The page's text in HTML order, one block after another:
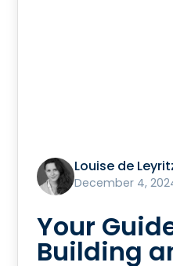
Louise de
December 4,
Your
Building